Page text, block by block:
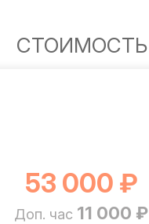
СТОИМОСТЬ
53 000 ₽
Доп. час 11 000 ₽